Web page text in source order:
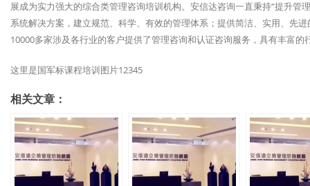
展成为实力强大的综合类管理咨询培训机构。安信达咨询一直秉持“提升
系统解决方案，建立规范、科学、有效的管理体系；提供简洁、实用、先
10000多家涉及各行业的客户提供了管理咨询和认证咨询服务，具有丰富的
这里是国军标课程培训图片12345
相关文章：